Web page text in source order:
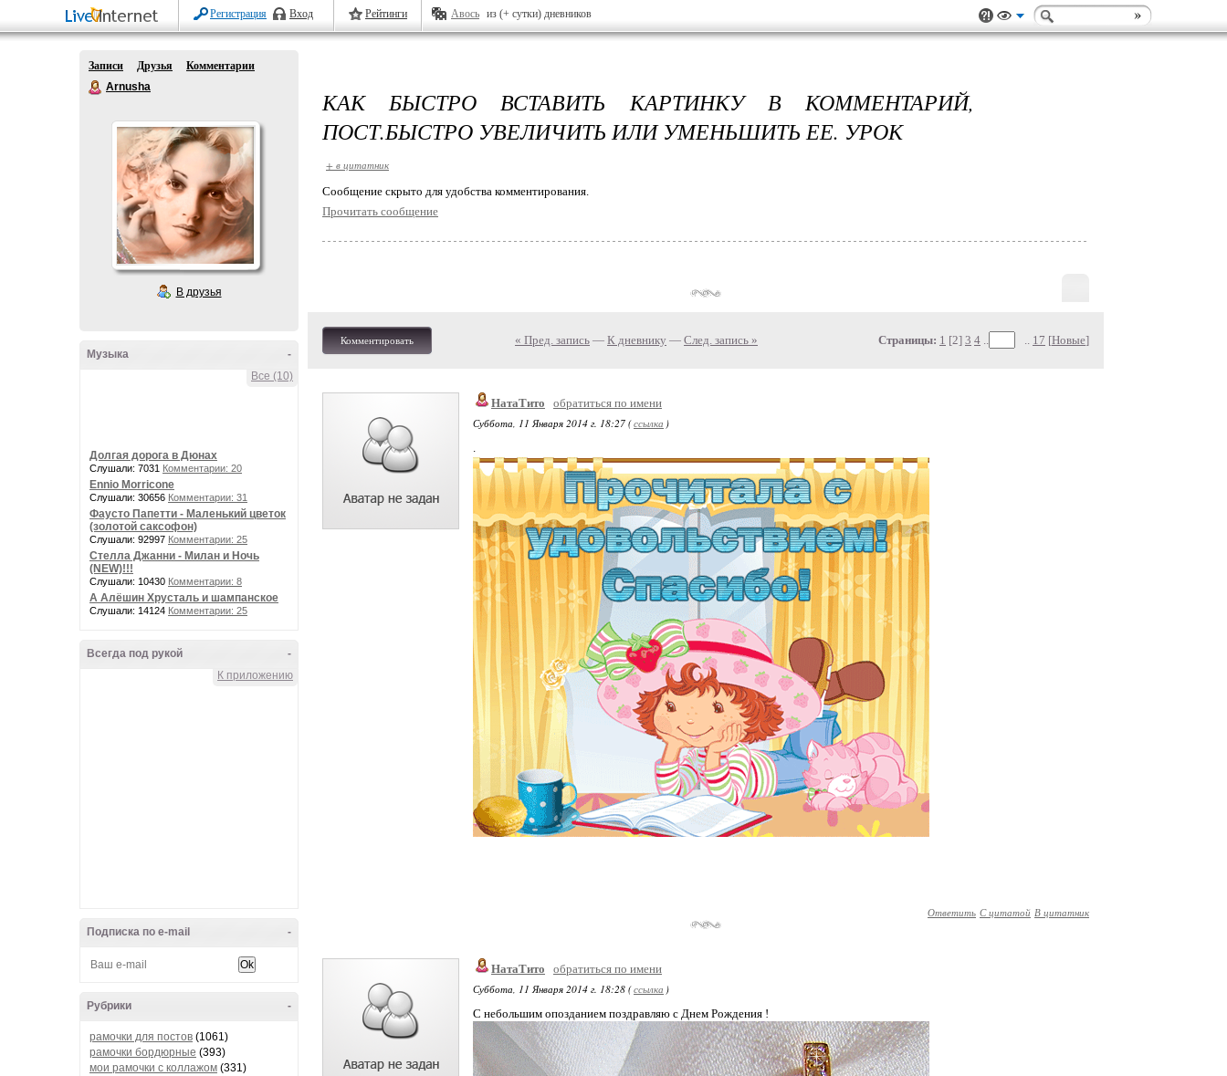
Регистрация Вход Рейтинги Авось из (+ сутки) дневников
Записи Друзья
Комментарии
Arnusha
В друзья
-
Музыка
Все (10)
Долгая дорога в Дюнах
Слушали: 7031 Комментарии: 20
Ennio Morricone
Слушали: 30656 Комментарии: 31
Фаусто Папетти - Маленький цветок
(золотой саксофон)
Слушали: 92997 Комментарии: 25
Стелла Джанни - Милан и Ночь
(NEW)!!!
Слушали: 10430 Комментарии: 8
А Алёшин Хрусталь и шампанское
Слушали: 14124 Комментарии: 25
-
Всегда под рукой
К приложению
-
Подписка по e-mail
-
Рубрики
рамочки для постов (1061)
рамочки бордюрные (393)
мои рамочки с коллажом (331)
КАК БЫСТРО ВСТАВИТЬ КАРТИНКУ В КОММЕНТАРИЙ,
ПОСТ.БЫСТРО УВЕЛИЧИТЬ ИЛИ УМЕНЬШИТЬ ЕЕ. УРОК
+ в цитатник
Cообщение скрыто для удобства комментирования.
Прочитать сообщение
Комментировать « Пред. запись — К дневнику — След. запись » Страницы: 1 [2] 3 4 .. .. 17 [Новые]
НатаТито
обратиться по имени
Суббота, 11 Января 2014 г. 18:27 (ссылка )
.
Ответить С цитатой В цитатник
НатаТито
обратиться по имени
Суббота, 11 Января 2014 г. 18:28 (ссылка )
С небольшим опозданием поздравляю с Днем Рождения !